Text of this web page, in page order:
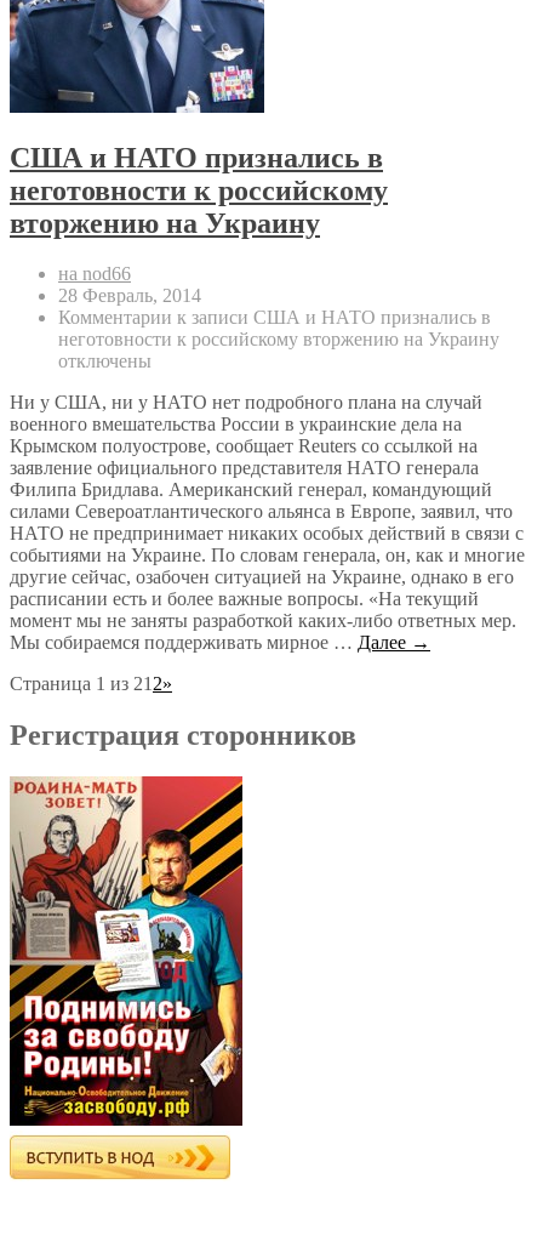
США и НАТО признались в
неготовности к российскому
вторжению на Украину
на nod66
28 Февраль, 2014
Комментарии к записи США и НАТО признались в
неготовности к российскому вторжению на Украину
отключены
Ни у США, ни у НАТО нет подробного плана на случай
военного вмешательства России в украинские дела на
Крымском полуострове, сообщает Reuters со ссылкой на
заявление официального представителя НАТО генерала
Филипа Бридлава. Американский генерал, командующий
силами Североатлантического альянса в Европе, заявил, что
НАТО не предпринимает никаких особых действий в связи с
событиями на Украине. По словам генерала, он, как и многие
другие сейчас, озабочен ситуацией на Украине, однако в его
расписании есть и более важные вопросы. «На текущий
момент мы не заняты разработкой каких-либо ответных мер.
Мы собираемся поддерживать мирное … Далее →
Страница 1 из 212»
Регистрация сторонников